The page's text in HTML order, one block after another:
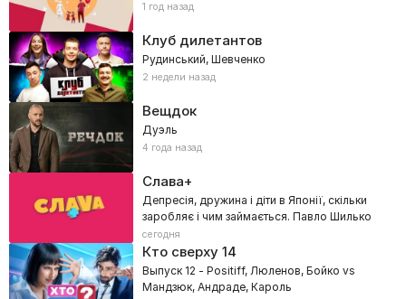
1 год назад
Клуб дилетантов
Рудинський, Шевченко
2 недели назад
Вещдок
Дуэль
4 года назад
Слава+
Депресія, дружина і діти в Японії, скільки
заробляє і чим займається. Павло Шилько
сегодня
Кто сверху14
Выпуск 12 - Positiff, Люленов, Бойко vs
Мандзюк, Андраде, Кароль